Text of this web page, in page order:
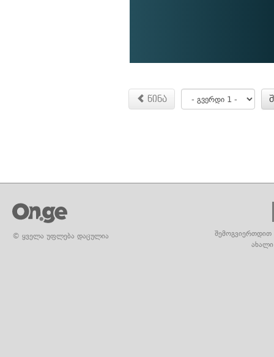
წინა
© ყველა უფლება დაცულია
შემოგვიერთდით
ახალი